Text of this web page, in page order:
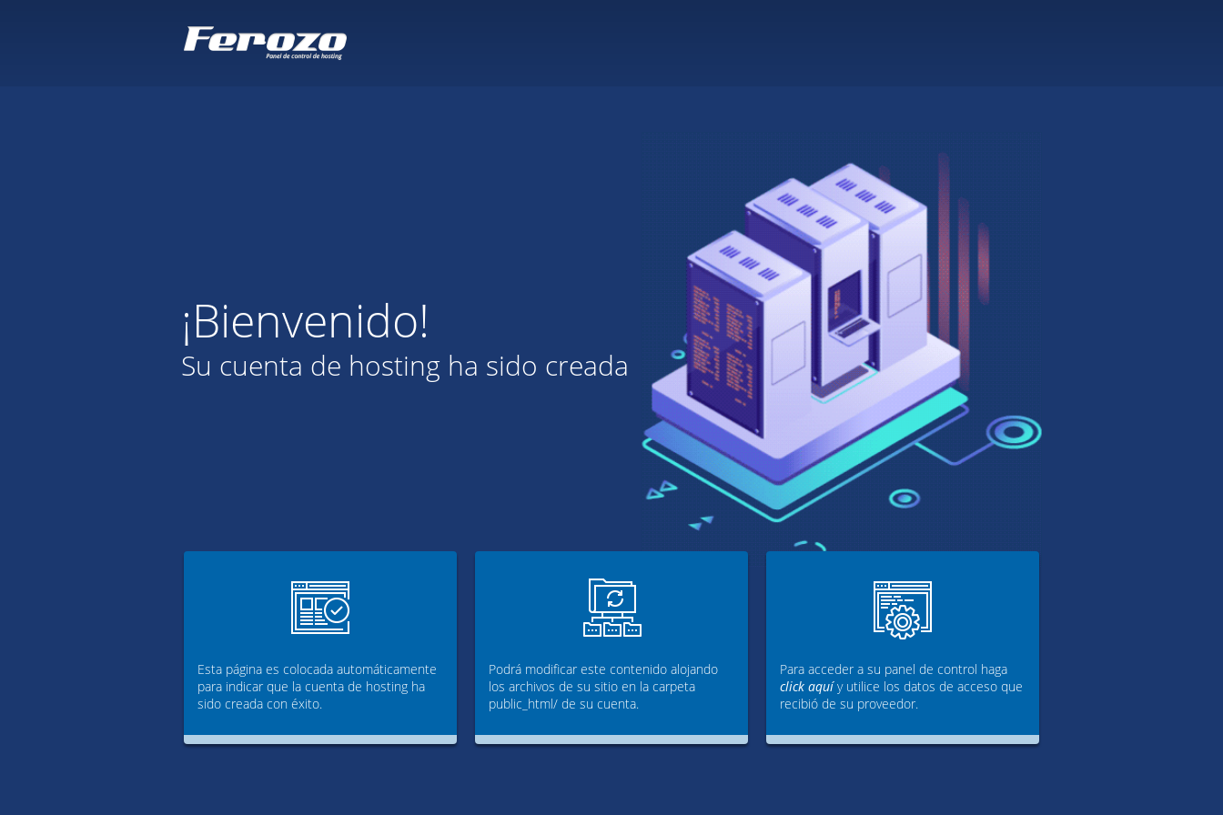
¡Bienvenido!
Su cuenta de hosting ha sido creada
Esta página es colocada automáticamente
para indicar que la cuenta de hosting ha
sido creada con éxito.
Podrá modificar este contenido alojando
los archivos de su sitio en la carpeta
public_html/ de su cuenta.
Para acceder a su panel de control haga
click aquíy utilice los datos de acceso que
recibió de su proveedor.